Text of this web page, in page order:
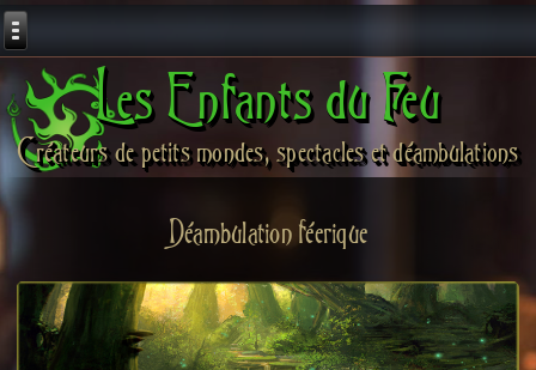
Les Enfants du Feu
Créateurs de petits mondes, spectacles et déambulations
Déambulation féerique